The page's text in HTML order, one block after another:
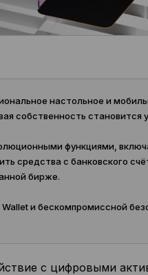
настольное и
собственность становится
функциями,
средства с банковского
бирже.
и бескомпромиссной
с цифровыми